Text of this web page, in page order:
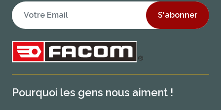
S'abonner
Pourquoi les gens nous aiment !